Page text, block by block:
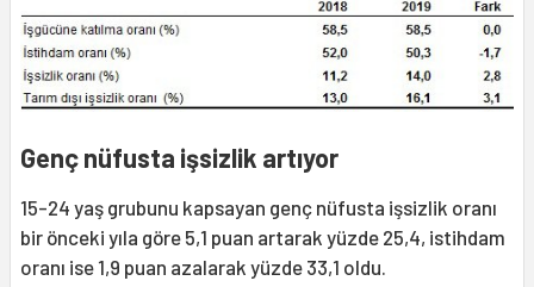
Genç nüfusta işsizlik artıyor
15-24 yaş grubunu kapsayan genç nüfusta işsizlik oranı
bir önceki yıla göre 5,1 puan artarak yüzde 25,4, istihdam
oranı ise 1,9 puan azalarak yüzde 33,1 oldu.